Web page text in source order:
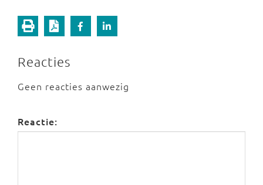
Reacties
Geen reacties aanwezig
Reactie: